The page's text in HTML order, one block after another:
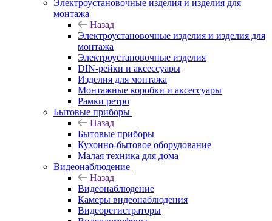
Электроустановочные изделия и изделия для
монтажа
Назад
Электроустановочные изделия и изделия для
монтажа
Электроустановочные изделия
DIN-рейки и аксессуары
Изделия для монтажа
Монтажные коробки и аксессуары
Рамки ретро
Бытовые приборы
Назад
Бытовые приборы
Кухонно-бытовое оборудование
Малая техника для дома
Видеонаблюдение
Назад
Видеонаблюдение
Камеры видеонаблюдения
Видеорегистраторы